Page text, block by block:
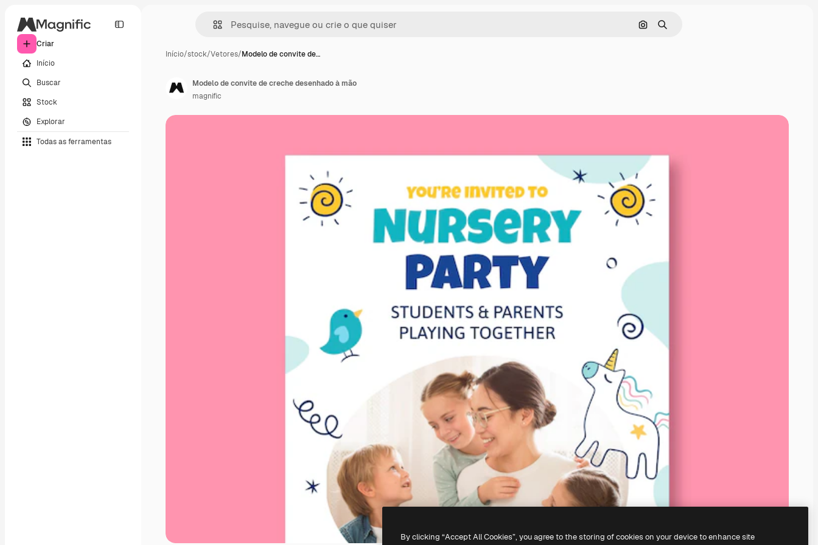
Criar
Início
Buscar
Stock
Explorar
Todas as ferramentas
Pesquisar por imagem
Buscar
Início/stock/Vetores/Modelo de convite de…
Modelo de convite de creche desenhado à mão
magnific
By clicking “Accept All Cookies”, you agree to the storing of cookies on your device to enhance site